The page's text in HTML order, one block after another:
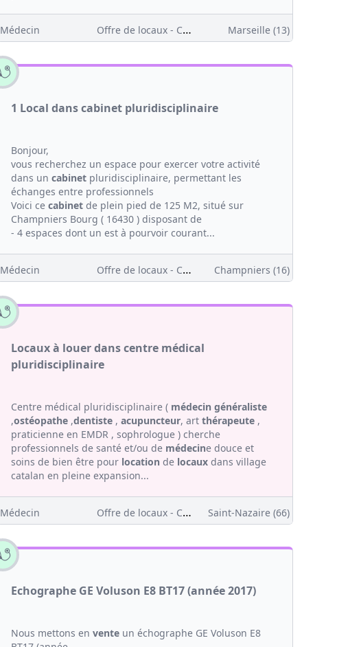
Médecin Offre de locaux - Clientèle Marseille (13)
1 Local dans cabinet pluridisciplinaire
Bonjour,
vous recherchez un espace pour exercer votre activité
dans un cabinet pluridisciplinaire, permettant les
échanges entre professionnels
Voici ce cabinet de plein pied de 125 M2, situé sur
Champniers Bourg ( 16430 ) disposant de
- 4 espaces dont un est à pourvoir courant...
Médecin Offre de locaux - Clientèle Champniers (16)
Locaux à louer dans centre médical
pluridisciplinaire
Centre médical pluridisciplinaire ( médecin généraliste
,ostéopathe ,dentiste , acupuncteur, art thérapeute ,
praticienne en EMDR , sophrologue ) cherche
professionnels de santé et/ou de médecine douce et
soins de bien être pour location de locaux dans village
catalan en pleine expansion...
Médecin Offre de locaux - Clientèle Saint-Nazaire (66)
Echographe GE Voluson E8 BT17 (année 2017)
Nous mettons en vente un échographe GE Voluson E8